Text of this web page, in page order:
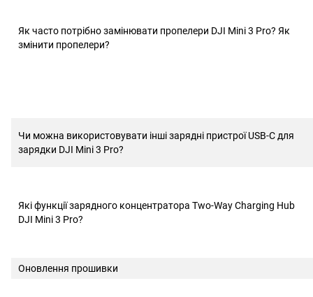
Як часто потрібно замінювати пропелери DJI Mini 3 Pro? Як
змінити пропелери?
Чи можна використовувати інші зарядні пристрої USB-C для
зарядки DJI Mini 3 Pro?
Які функції зарядного концентратора Two-Way Charging Hub
DJI Mini 3 Pro?
Оновлення прошивки